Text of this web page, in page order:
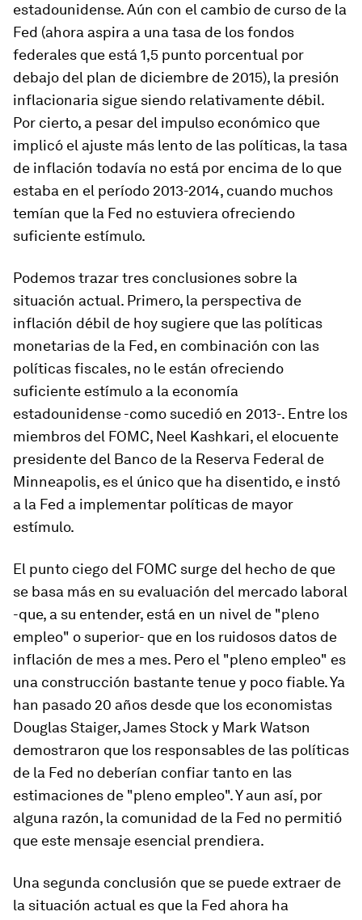
estadounidense. Aún con el cambio de curso de la
Fed (ahora aspira a una tasa de los fondos
federales que está 1,5 punto porcentual por
debajo del plan de diciembre de 2015), la presión
inflacionaria sigue siendo relativamente débil.
Por cierto, a pesar del impulso económico que
implicó el ajuste más lento de las políticas, la tasa
de inflación todavía no está por encima de lo que
estaba en el período 2013-2014, cuando muchos
temían que la Fed no estuviera ofreciendo
suficiente estímulo.
Podemos trazar tres conclusiones sobre la
situación actual. Primero, la perspectiva de
inflación débil de hoy sugiere que las políticas
monetarias de la Fed, en combinación con las
políticas fiscales, no le están ofreciendo
suficiente estímulo a la economía
estadounidense -como sucedió en 2013-. Entre los
miembros del FOMC, Neel Kashkari, el elocuente
presidente del Banco de la Reserva Federal de
Minneapolis, es el único que ha disentido, e instó
a la Fed a implementar políticas de mayor
estímulo.
El punto ciego del FOMC surge del hecho de que
se basa más en su evaluación del mercado laboral
-que, a su entender, está en un nivel de "pleno
empleo" o superior- que en los ruidosos datos de
inflación de mes a mes. Pero el "pleno empleo" es
una construcción bastante tenue y poco fiable. Ya
han pasado 20 años desde que los economistas
Douglas Staiger, James Stock y Mark Watson
demostraron que los responsables de las políticas
de la Fed no deberían confiar tanto en las
estimaciones de "pleno empleo". Y aun así, por
alguna razón, la comunidad de la Fed no permitió
que este mensaje esencial prendiera.
Una segunda conclusión que se puede extraer de
la situación actual es que la Fed ahora ha